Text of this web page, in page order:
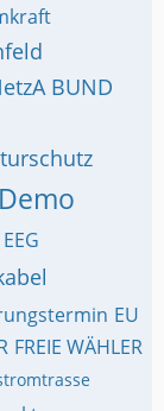
BUND
Demo
EEG
EU
FREIE WÄHLER